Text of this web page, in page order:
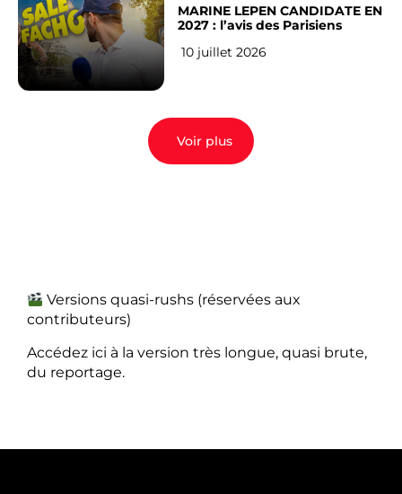
MARINE LEPEN CANDIDATE EN
2027 : l’avis des Parisiens
10 juillet 2026
Voir plus
Versions quasi-rushs (réservées aux
contributeurs)
Accédez ici à la version très longue, quasi brute,
du reportage.